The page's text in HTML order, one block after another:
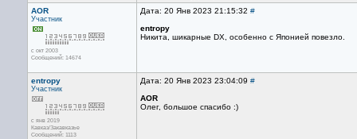
AOR
Участник
с окт 2003
Сообщений: 14674
Дата: 20 Янв 2023 21:15:32 #
entropy
Никита, шикарные DX, особенно с Японией повезло.
entropy
Участник
с янв 2019
Кавказ/Закавказье
Сообщений: 1113
Дата: 20 Янв 2023 23:04:09 #
AOR
Олег, большое спасибо :)